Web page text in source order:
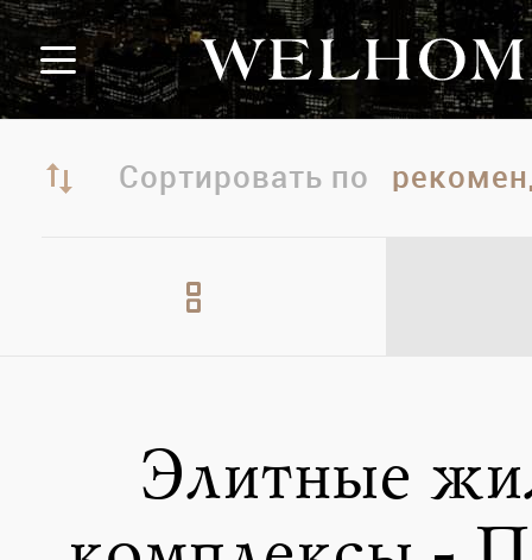
Сортировать по
Элитные